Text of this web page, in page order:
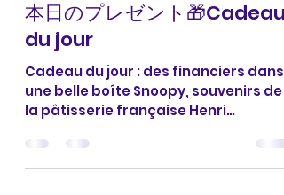
Jessica Michelon
本日のプレゼント🎁Cadeau
du jour
une belle boîte Snoopy, souvenirs de
la pâtisserie française Henri